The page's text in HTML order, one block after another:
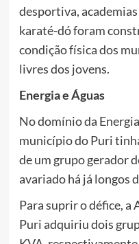
desportiva,
karaté-dó foram
condição física dos
livres dos jovens.
Energia e Águas
No domínio da
município do Puri
de um grupo gerador
avariado há já longos
Para suprir o défice,
Puri adquiriu dois